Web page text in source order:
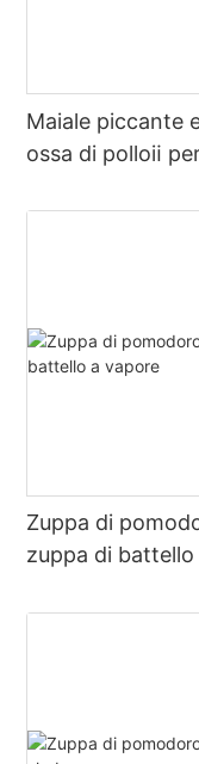
Maiale piccante
ossa di polloⅱ
Zuppa di
zuppa di